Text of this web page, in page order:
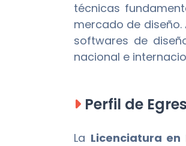
técnicas
mercado de
softwares de
nacional e
Perfil de
La Licenciatura